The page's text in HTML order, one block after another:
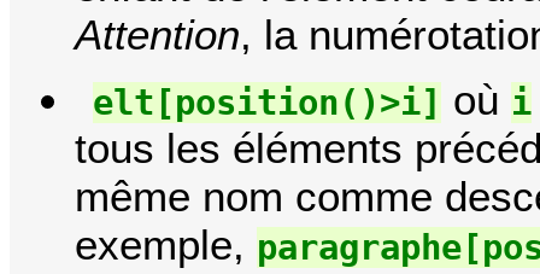
Attention, la
elt[position()>i] où i
tous les éléments
même nom comme
exemple,